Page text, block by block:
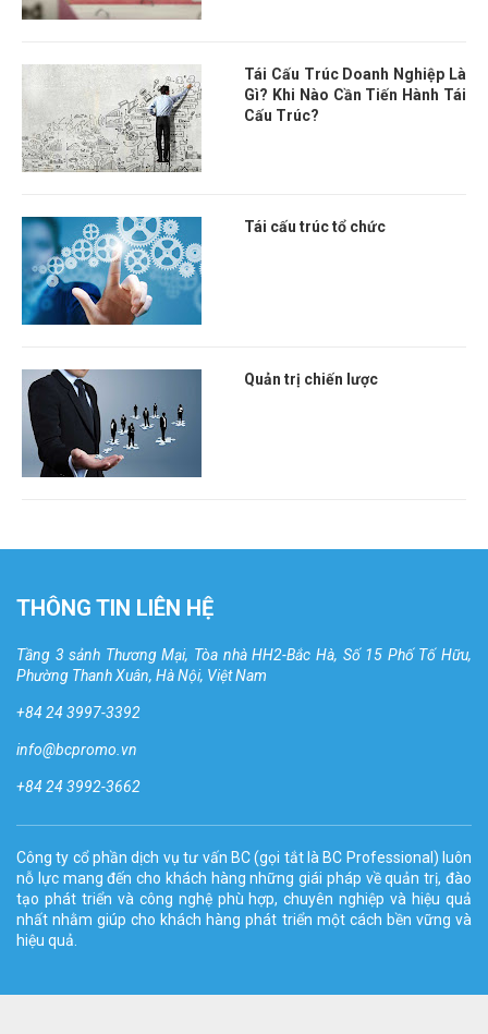
Tái Cấu Trúc Doanh Nghiệp Là
Gì? Khi Nào Cần Tiến Hành Tái
Cấu Trúc?
Tái cấu trúc tổ chức
Quản trị chiến lược
THÔNG TIN LIÊN HỆ
Tầng 3 sảnh Thương Mại, Tòa nhà HH2-Bắc Hà, Số 15 Phố Tố Hữu,
Phường Thanh Xuân, Hà Nội, Việt Nam
+84 24 3997-3392
info@bcpromo.vn
+84 24 3992-3662
Công ty cổ phần dịch vụ tư vấn BC (gọi tắt là BC Professional) luôn
nỗ lực mang đến cho khách hàng những giái pháp về quản trị, đào
tạo phát triển và công nghệ phù hợp, chuyên nghiệp và hiệu quả
nhất nhằm giúp cho khách hàng phát triển một cách bền vững và
hiệu quả.